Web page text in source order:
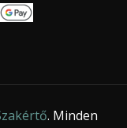
. Minden